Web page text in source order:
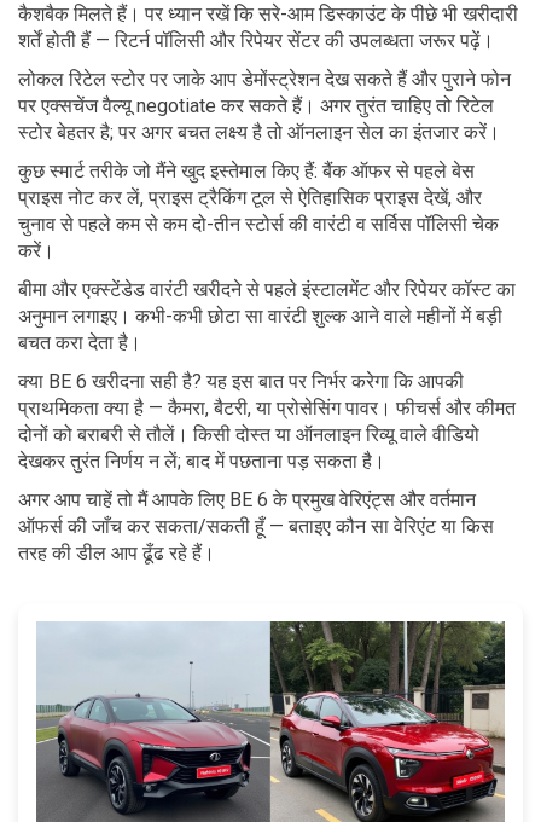
कैशबैक मिलते हैं। पर ध्यान रखें कि सरे-आम डिस्काउंट के पीछे भी खरीदारी
शर्तें होती हैं — रिटर्न पॉलिसी और रिपेयर सेंटर की उपलब्धता जरूर पढ़ें।
लोकल रिटेल स्टोर पर जाके आप डेमोंस्ट्रेशन देख सकते हैं और पुराने फोन
पर एक्सचेंज वैल्यू negotiate कर सकते हैं। अगर तुरंत चाहिए तो रिटेल
स्टोर बेहतर है; पर अगर बचत लक्ष्य है तो ऑनलाइन सेल का इंतजार करें।
कुछ स्मार्ट तरीके जो मैंने खुद इस्तेमाल किए हैं: बैंक ऑफर से पहले बेस
प्राइस नोट कर लें, प्राइस ट्रैकिंग टूल से ऐतिहासिक प्राइस देखें, और
चुनाव से पहले कम से कम दो-तीन स्टोर्स की वारंटी व सर्विस पॉलिसी चेक
करें।
बीमा और एक्स्टेंडेड वारंटी खरीदने से पहले इंस्टालमेंट और रिपेयर कॉस्ट का
अनुमान लगाइए। कभी-कभी छोटा सा वारंटी शुल्क आने वाले महीनों में बड़ी
बचत करा देता है।
क्या BE 6 खरीदना सही है? यह इस बात पर निर्भर करेगा कि आपकी
प्राथमिकता क्या है — कैमरा, बैटरी, या प्रोसेसिंग पावर। फीचर्स और कीमत
दोनों को बराबरी से तौलें। किसी दोस्त या ऑनलाइन रिव्यू वाले वीडियो
देखकर तुरंत निर्णय न लें; बाद में पछताना पड़ सकता है।
अगर आप चाहें तो मैं आपके लिए BE 6 के प्रमुख वेरिएंट्स और वर्तमान
ऑफर्स की जाँच कर सकता/सकती हूँ — बताइए कौन सा वेरिएंट या किस
तरह की डील आप ढूँढ रहे हैं।